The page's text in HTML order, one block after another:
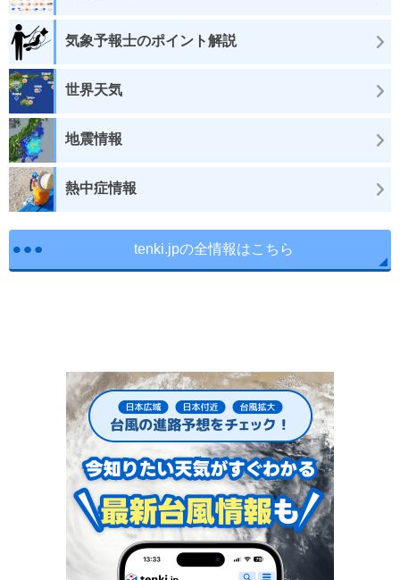
気象予報士のポイント解説
世界天気
地震情報
熱中症情報
tenki.jpの全情報はこちら